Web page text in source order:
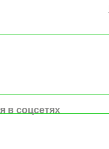
в соцсетях